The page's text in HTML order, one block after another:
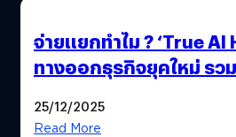
จ่ายแยกทำไม ? ‘True AI
ทางออกธุรกิจยุคใหม่ รวม
25/12/2025
Read More